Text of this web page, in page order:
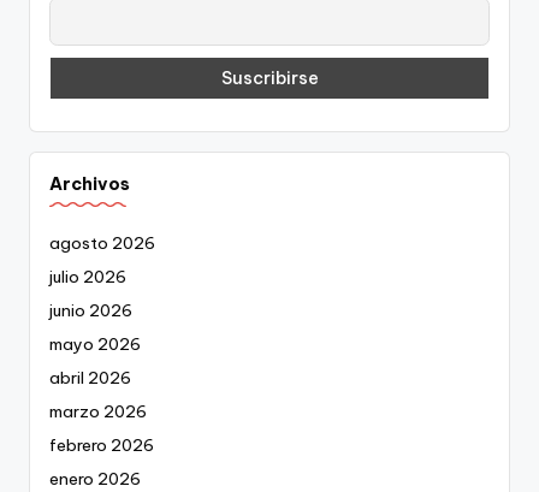
Archivos
agosto 2026
julio 2026
junio 2026
mayo 2026
abril 2026
marzo 2026
febrero 2026
enero 2026